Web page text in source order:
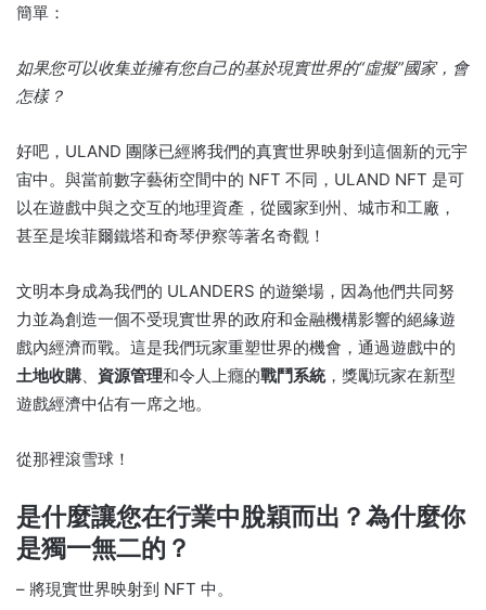
簡單：
如果您可以收集並擁有您自己的基於現實世界的“虛擬”國家，會
怎樣？
好吧，ULAND 團隊已經將我們的真實世界映射到這個新的元宇
宙中。 與當前數字藝術空間中的 NFT 不同，ULAND NFT 是可
以在遊戲中與之交互的地理資產，從國家到州、城市和工廠，
甚至是埃菲爾鐵塔和奇琴伊察等著名奇觀！
文明本身成為我們的 ULANDERS 的遊樂場，因為他們共同努
力並為創造一個不受現實世界的政府和金融機構影響的絕緣遊
戲內經濟而戰。 這是我們玩家重塑世界的機會，通過遊戲中的
土地收購、 資源管理和令人上癮的戰鬥系統，獎勵玩家在新型
遊戲經濟中佔有一席之地。
從那裡滾雪球！
是什麼讓您在行業中脫穎而出？為什麼你
是獨一無二的？
– 將現實世界映射到 NFT 中。